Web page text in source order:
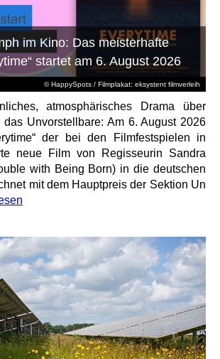
© HappySpots / Filmplakat: eksystent filmverleih
im Kino: Das meisterhafte
startet am 6. August 2026
atmosphärisches Drama über
das Unvorstellbare: Am 6. August 2026
der bei den Filmfestspielen in
neue Film von Regisseurin Sandra
with Being Born) in die deutschen
mit dem Hauptpreis der Sektion Un